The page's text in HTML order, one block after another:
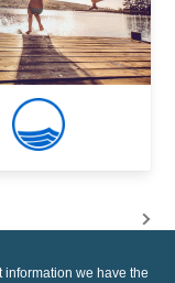
information we have the